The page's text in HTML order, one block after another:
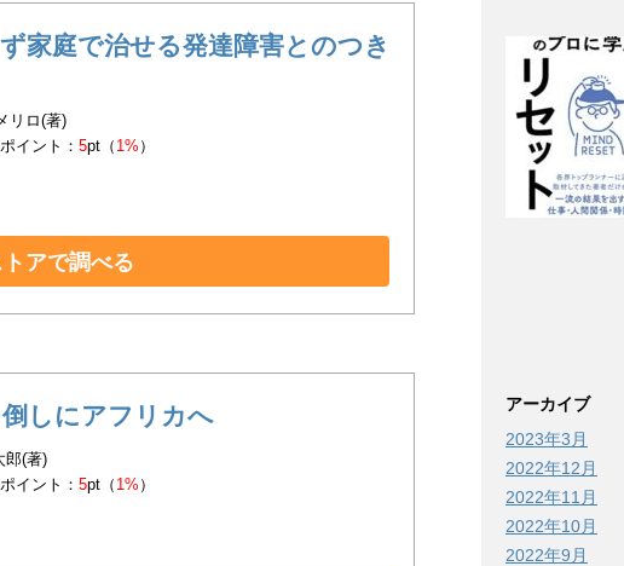
家庭で治せる発達障害とのつき
リロ(著)
イント：5pt（ 1% ）
アで調べる
しにアフリカへ
郎(著)
イント：5pt（ 1% ）
アーカイブ
2023年3月
2022年12月
2022年11月
2022年10月
2022年9月